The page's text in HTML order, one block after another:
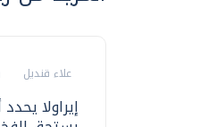
علاء قنديل
إيراولا